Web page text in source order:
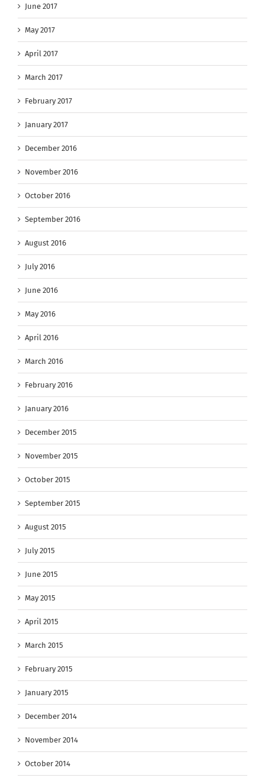
June 2017
May 2017
April 2017
March 2017
February 2017
January 2017
December 2016
November 2016
October 2016
September 2016
August 2016
July 2016
June 2016
May 2016
April 2016
March 2016
February 2016
January 2016
December 2015
November 2015
October 2015
September 2015
August 2015
July 2015
June 2015
May 2015
April 2015
March 2015
February 2015
January 2015
December 2014
November 2014
October 2014